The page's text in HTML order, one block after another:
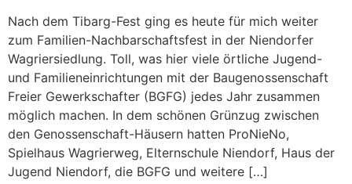
Nach dem Tibarg-Fest ging es heute für mich weiter
zum Familien-Nachbarschaftsfest in der Niendorfer
Wagriersiedlung. Toll, was hier viele örtliche Jugend-
und Familieneinrichtungen mit der Baugenossenschaft
Freier Gewerkschafter (BGFG) jedes Jahr zusammen
möglich machen. In dem schönen Grünzug zwischen
den Genossenschaft-Häusern hatten ProNieNo,
Spielhaus Wagrierweg, Elternschule Niendorf, Haus der
Jugend Niendorf, die BGFG und weitere […]